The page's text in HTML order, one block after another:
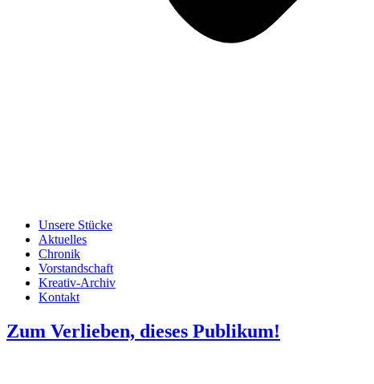
Unsere Stücke
Aktuelles
Chronik
Vorstandschaft
Kreativ-Archiv
Kontakt
Zum Verlieben, dieses Publikum!